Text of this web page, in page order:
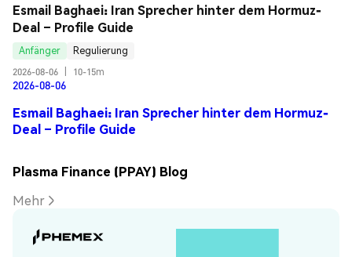
Esmail Baghaei: Iran Sprecher hinter dem Hormuz-
Deal – Profile Guide
Anfänger
Regulierung
2026-08-06
10-15m
2026-08-06
Esmail Baghaei: Iran Sprecher hinter dem Hormuz-
Deal – Profile Guide
Plasma Finance (PPAY) Blog
Mehr